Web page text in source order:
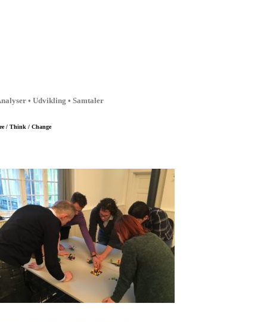
• Udvikling • Samtaler
/ Think / Change